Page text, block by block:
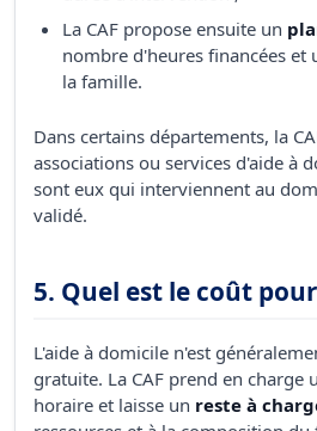
La CAF propose ensuite un
nombre d'heures financées et
la famille.
Dans certains départements, la
associations ou services d'aide à
sont eux qui interviennent au
validé.
5. Quel est le coût
L'aide à domicile n'est
gratuite. La CAF prend en charge
horaire et laisse un reste à